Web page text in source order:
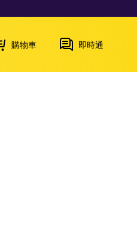
購物車 即時通